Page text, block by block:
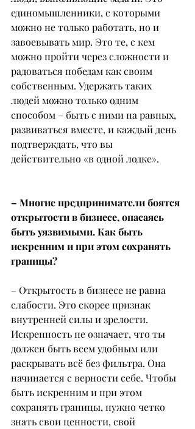
единомышленники, с которыми
можно не только работать, но и
завоевывать мир. Это те, с кем
можно пройти через сложности и
радоваться победам как своим
собственным. Удержать таких
людей можно только одним
способом – быть с ними на равных,
развиваться вместе, и каждый день
подтверждать, что вы
действительно «в одной лодке».
– Многие предприниматели боятся
открытости в бизнесе, опасаясь
быть уязвимыми. Как быть
искренним и при этом сохранять
границы?
– Открытость в бизнесе не равна
слабости. Это скорее признак
внутренней силы и зрелости.
Искренность не означает, что ты
должен быть всем удобным или
раскрывать всё без фильтра. Она
начинается с верности себе. Чтобы
быть искренним и при этом
сохранять границы, нужно четко
знать свои ценности, свой